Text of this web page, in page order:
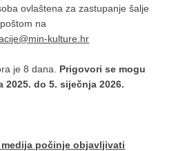
ovlaštena za zastupanje šalje
na
kulture.hr
je 8 dana. Prigovori se mogu
do 5. siječnja 2026.
počinje objavljivati